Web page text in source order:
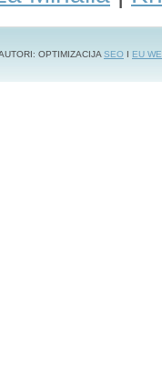
OPTIMIZACIJASEO I EU